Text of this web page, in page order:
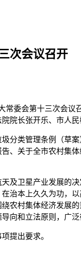
次会议召开
常委会第十三次会议
院长张开乐、市人
分类管理条例（草
、关于全市农村集
及卫星产业发展的
治本上久久为功，
农村集体经济发展
向和立法原则，广
提出要求。